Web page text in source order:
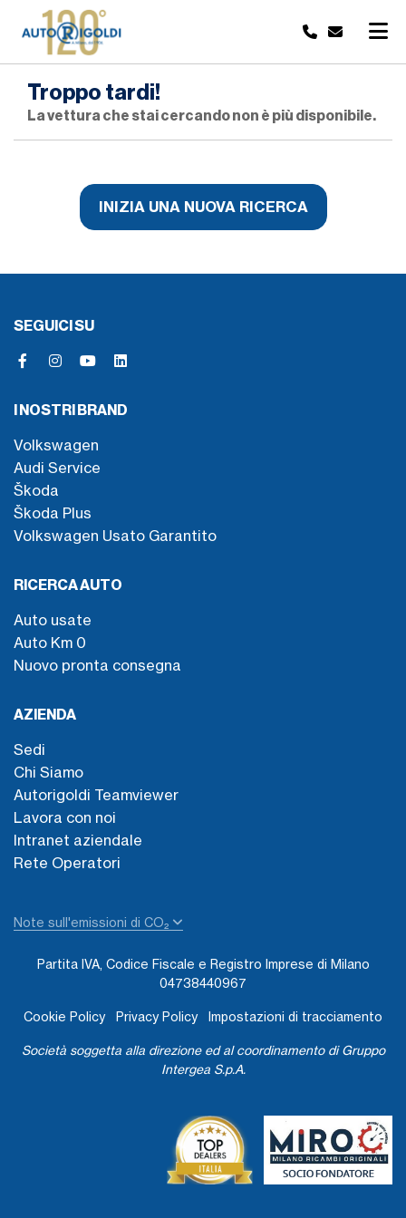
Troppo tardi!
La vettura che stai cercando non è più disponibile.
INIZIA UNA NUOVA RICERCA
SEGUICI SU
I NOSTRI BRAND
Volkswagen
Audi Service
Škoda
Škoda Plus
Volkswagen Usato Garantito
RICERCA AUTO
Auto usate
Auto Km 0
Nuovo pronta consegna
AZIENDA
Sedi
Chi Siamo
Autorigoldi Teamviewer
Lavora con noi
Intranet aziendale
Rete Operatori
Note sull'emissioni di CO₂
Partita IVA, Codice Fiscale e Registro Imprese di Milano
04738440967
Cookie Policy Privacy Policy Impostazioni di tracciamento
Società soggetta alla direzione ed al coordinamento di Gruppo
Intergea S.p.A.